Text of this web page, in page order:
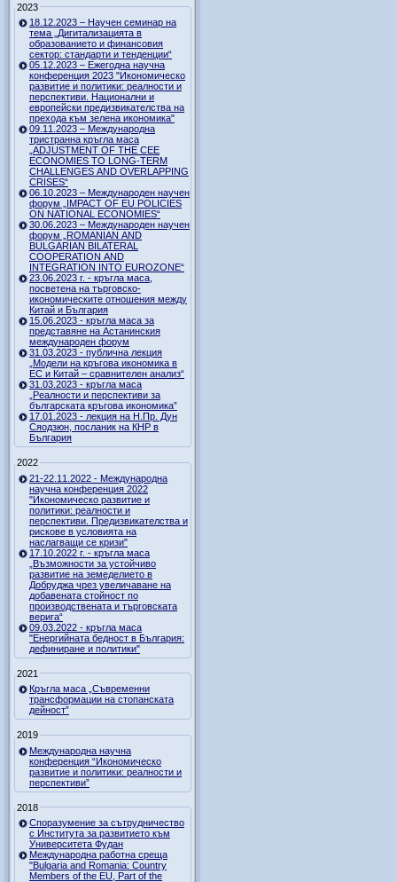
2023
18.12.2023 – Научен семинар на
тема „Дигитализацията в
образованието и финансовия
сектор: стандарти и тенденции“
05.12.2023 – Ежегодна научна
конференция 2023 "Икономическо
развитие и политики: реалности и
перспективи. Национални и
европейски предизвикателства на
прехода към зелена икономика"
09.11.2023 – Международна
тристранна кръгла маса
„ADJUSTMENT OF THE CEE
ECONOMIES TO LONG-TERM
CHALLENGES AND OVERLAPPING
CRISES“
06.10.2023 – Международен научен
форум „IMPACT OF EU POLICIES
ON NATIONAL ECONOMIES“
30.06.2023 – Международен научен
форум „ROMANIAN AND
BULGARIAN BILATERAL
COOPERATION AND
INTEGRATION INTO EUROZONE“
23.06.2023 г. - кръгла маса,
посветена на търговско-
икономическите отношения между
Китай и България
15.06.2023 - кръгла маса за
представяне на Астанинския
международен форум
31.03.2023 - публична лекция
„Модели на кръгова икономика в
ЕС и Китай – сравнителен анализ“
31.03.2023 - кръгла маса
„Реалности и перспективи за
българската кръгова икономика”
17.01.2023 - лекция на Н.Пр. Дун
Сяодзюн, посланик на КНР в
България
2022
21-22.11.2022 - Международна
научна конференция 2022
"Икономическо развитие и
политики: реалности и
перспективи. Предизвикателства и
рискове в условията на
наслагващи се кризи"
17.10.2022 г. - кръгла маса
„Възможности за устойчиво
развитие на земеделието в
Добруджа чрез увеличаване на
добавената стойност по
производствената и търговската
верига“
09.03.2022 - кръгла маса
"Енергийната бедност в България:
дефиниране и политики"
2021
Кръгла маса „Съвременни
трансформации на стопанската
дейност”
2019
Международна научна
конференция “Икономическо
развитие и политики: реалности и
перспективи”
2018
Споразумение за сътрудничество
с Института за развитието към
Университета Фудан
Международна работна среща
"Bulgaria and Romania: Country
Members of the EU, Part of the